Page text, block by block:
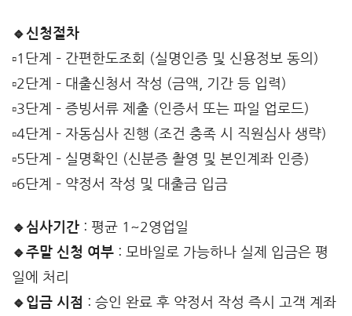
🔹신청절차
▫️1단계 – 간편한도조회 (실명인증 및 신용정보 동의)
▫️2단계 – 대출신청서 작성 (금액, 기간 등 입력)
▫️3단계 – 증빙서류 제출 (인증서 또는 파일 업로드)
▫️4단계 – 자동심사 진행 (조건 충족 시 직원심사 생략)
▫️5단계 – 실명확인 (신분증 촬영 및 본인계좌 인증)
▫️6단계 – 약정서 작성 및 대출금 입금
🔹심사기간 : 평균 1~2영업일
🔹주말 신청 여부 : 모바일로 가능하나 실제 입금은 평
일에 처리
🔹입금 시점 : 승인 완료 후 약정서 작성 즉시 고객 계좌